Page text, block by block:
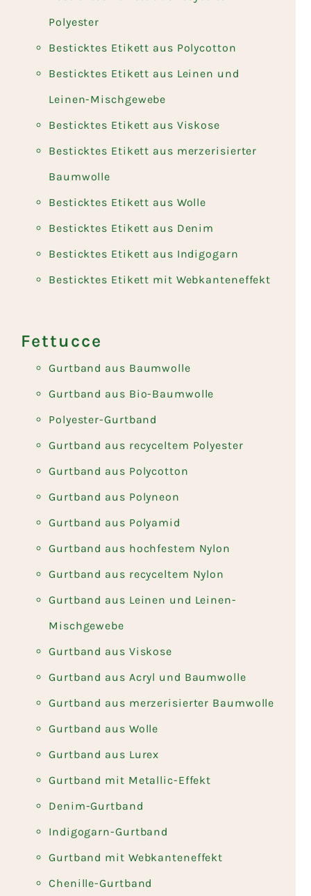
Polyester
Besticktes Etikett aus Polycotton
Besticktes Etikett aus Leinen und
Leinen-Mischgewebe
Besticktes Etikett aus Viskose
Besticktes Etikett aus merzerisierter
Baumwolle
Besticktes Etikett aus Wolle
Besticktes Etikett aus Denim
Besticktes Etikett aus Indigogarn
Besticktes Etikett mit Webkanteneffekt
Fettucce
Gurtband aus Baumwolle
Gurtband aus Bio-Baumwolle
Polyester-Gurtband
Gurtband aus recyceltem Polyester
Gurtband aus Polycotton
Gurtband aus Polyneon
Gurtband aus Polyamid
Gurtband aus hochfestem Nylon
Gurtband aus recyceltem Nylon
Gurtband aus Leinen und Leinen-
Mischgewebe
Gurtband aus Viskose
Gurtband aus Acryl und Baumwolle
Gurtband aus merzerisierter Baumwolle
Gurtband aus Wolle
Gurtband aus Lurex
Gurtband mit Metallic-Effekt
Denim-Gurtband
Indigogarn-Gurtband
Gurtband mit Webkanteneffekt
Chenille-Gurtband